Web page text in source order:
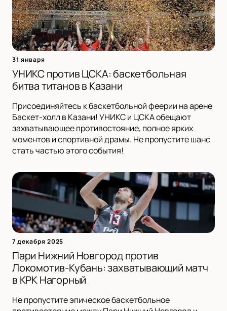
31 января
УНИКС против ЦСКА: баскетбольная
битва титанов в Казани
Присоединяйтесь к баскетбольной феерии на арене
Баскет-холл в Казани! УНИКС и ЦСКА обещают
захватывающее противостояние, полное ярких
моментов и спортивной драмы. Не пропустите шанс
стать частью этого события!
7 декабря 2025
Пари Нижний Новгород против
Локомотив-Кубань: захватывающий матч
в КРК Нагорный
Не пропустите эпическое баскетбольное